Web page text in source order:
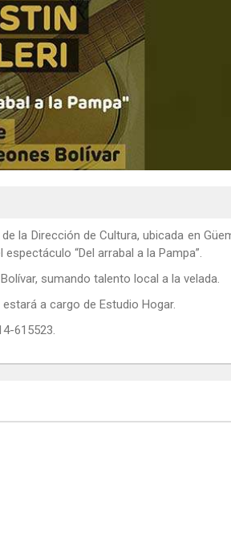
la Dirección de Cultura, ubicada en
“Del arrabal a la Pampa”.
sumando talento local a la velada.
a cargo de Estudio Hogar.
615523.